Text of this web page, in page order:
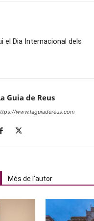
el Dia Internacional dels
Guia de Reus
www.laguiadereus.com
Més de l'autor